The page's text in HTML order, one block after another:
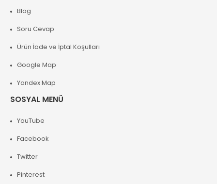
Blog
Soru Cevap
Ürün İade ve İptal Koşulları
Google Map
Yandex Map
SOSYAL MENÜ
YouTube
Facebook
Twitter
Pinterest